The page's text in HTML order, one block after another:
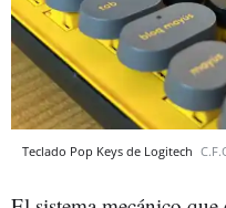
Teclado Pop Keys de Logitech